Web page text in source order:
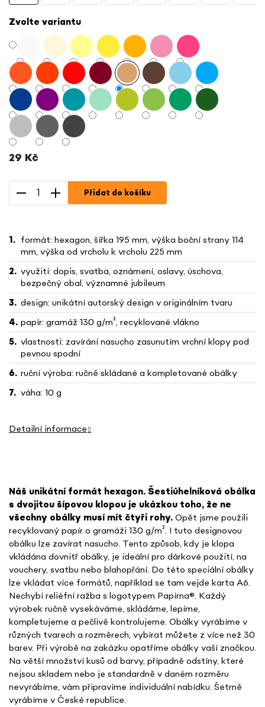
29 Kč
cena:
Zvolte variantu
Přidat do košíku
formát: hexagon, šířka 195 mm, výška boční strany 114
mm, výška od vrcholu k vrcholu 225 mm
využití: dopis, svatba, oznámení, oslavy, úschova,
bezpečný obal, významné jubileum
design: unikátní autorský design v originálním tvaru
papír: gramáž 130 g/m², recyklované vlákno
vlastnosti: zavírání nasucho zasunutím vrchní klopy pod
pevnou spodní
ruční výroba: ručně skládané a kompletované obálky
váha: 10 g
Detailní informace
Náš unikátní formát hexagon. Šestiúhelníková obálka
s dvojitou šípovou klopou je ukázkou toho, že ne
všechny obálky musí mít čtyři rohy.Opět jsme použili
recyklovaný papír o gramáži 130 g/m². I tuto designovou
obálku lze zavírat nasucho. Tento způsob, kdy je klopa
vkládána dovnitř obálky, je ideální pro dárkové použití, na
vouchery, svatbu nebo blahopřání. Do této speciální obálky
lze vkládat více formátů, například se tam vejde karta A6.
Nechybí reliéfní ražba s logotypem Papírna®. Každý
výrobek ručně vysekáváme, skládáme, lepíme,
kompletujeme a pečlivě kontrolujeme. Obálky vyrábíme v
různých tvarech a rozměrech, vybírat můžete z více než 30
barev. Při výrobě na zakázku opatříme obálky vaší značkou.
Na větší množství kusů od barvy, případně odstíny, které
nejsou skladem nebo je standardně v daném rozměru
nevyrábíme, vám připravíme individuální nabídku. Šetrně
vyrábíme v České republice.